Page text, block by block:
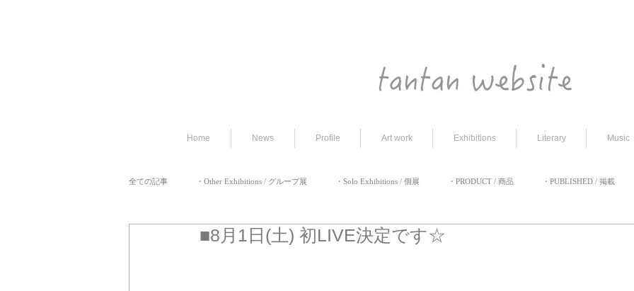
Home News Profile Art work Exhibitions Literary Music
全ての記事 ・Other Exhibitions / グループ展 ・Solo Exhibitions / 個展 ・PRODUCT / 商品 ・PUBLISHED / 掲載
・BAND / バンド ・PAST BLOG / 過去のブログ ・EVENT / イベント
■8月1日(土) 初LIVE決定です☆